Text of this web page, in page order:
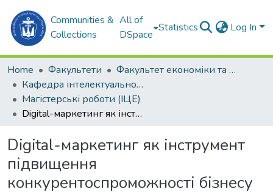
Communities &
Collections
All of
DSpace
Statistics Log In
Home Факультети
Факультет економіки та екології моря (ФЕЕМ)
Кафедра інтелектуальної цифрової економіки (ІЦЕ)
Магістерські роботи (ІЦЕ)
Digital-маркетинг як інструмент підвищення конкурентоспроможності бізнесу
Digital-маркетинг як інструмент
підвищення
конкурентоспроможності бізнесу